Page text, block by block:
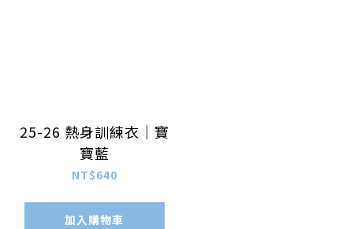
25-26 熱身訓練衣｜寶
寶藍
NT$640
加入購物車